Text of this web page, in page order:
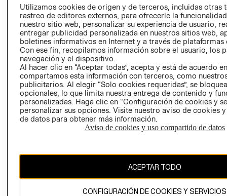
Y ÉTICA (INGLÉS)
PETICIONES
QUEJAS Y
RECLAMOS
Colombia ($)
CAMBIAR REGIÓN
propiedad de H&M Hennes & Mauritz AB.
Utilizamos cookies de origen y de terceros, incluidas otras
rastreo de editores externos, para ofrecerle la
nuestro sitio web, personalizar su experiencia de usuario,
entregar publicidad personalizada en nuestros sitios web,
boletines informativos en Internet y a través de plataformas
Con ese fin, recopilamos información sobre el usuario, los
navegación y el dispositivo.
Al hacer clic en “Aceptar todas”, acepta y está de acuerdo
compartamos esta información con terceros, como
publicitarios. Al elegir “Solo cookies requeridas”, se
opcionales, lo que limita nuestra entrega de contenido y
personalizadas. Haga clic en “Configuración de cookies y
personalizar sus opciones. Visite nuestro aviso de cookies
de datos para obtener más información.
Aviso de cookies y uso compartido de datos
ACEPTAR TODO
CONFIGURACIÓN DE COOKIES Y SERVICIOS